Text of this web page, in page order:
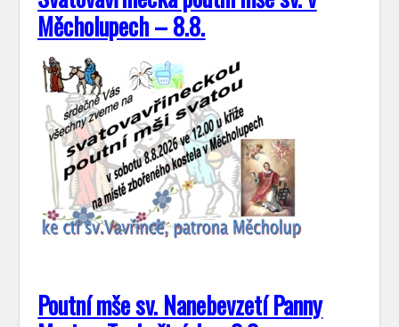
Měcholupech – 8.8.
Poutní mše sv. Nanebevzetí Panny